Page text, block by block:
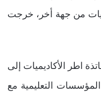
من جهة أخر، خرجت
اطر الأكاديميات إلى
التعليمية مع